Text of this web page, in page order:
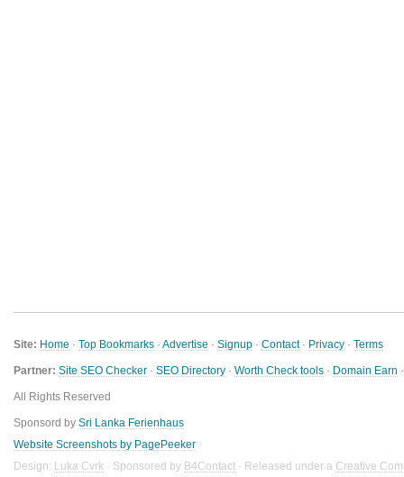
Site: Home · Top Bookmarks · Advertise · Signup · Contact· Privacy · Terms
Partner: Site SEO Checker · SEO Directory · Worth Check tools · Domain Earn
All Rights Reserved
Sponsord by Sri Lanka Ferienhaus
Website Screenshots by PagePeeker
Design:
Luka Cvrk · Sponsored by B4Contact · Released under a Creative